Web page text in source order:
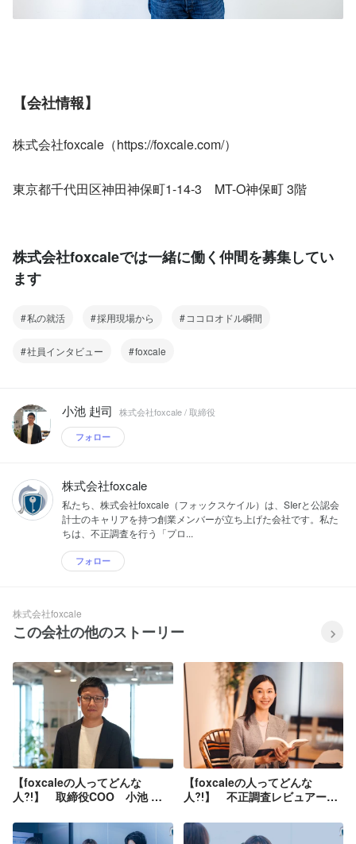
【会社情報】
株式会社foxcale（https://foxcale.com/）
東京都千代田区神田神保町1-14-3　MT-O神保町 3階
株式会社foxcaleでは一緒に働く仲間を募集してい
ます
私の就活 採用現場から ココロオドル瞬間
社員インタビュー foxcale
小池 赳司 株式会社foxcale / 取締役
フォロー
株式会社foxcale
私たち、株式会社foxcale（フォックスケイル）は、SIerと公認会
計士のキャリアを持つ創業メンバーが立ち上げた会社です。私た
ちは、不正調査を行う「プロ...
フォロー
株式会社foxcale
この会社の他のストーリー
【foxcaleの人ってどんな
人⁈】 取締役COO 小池 赳
【foxcaleの人ってどんな
人⁈】 不正調査レビュアー